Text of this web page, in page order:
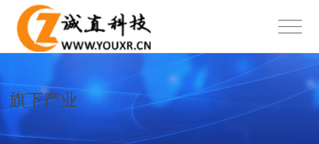
旗下产业